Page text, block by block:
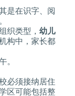
是在识字、阅
织类型， 幼儿
构中，家长都
。
必须接纳居住
区可能包括整